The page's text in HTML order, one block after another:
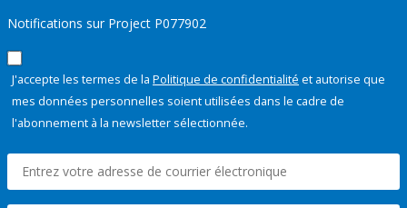
Notifications sur Project P077902
J'accepte les termes de la Politique de confidentialité et autorise que
mes données personnelles soient utilisées dans le cadre de
l'abonnement à la newsletter sélectionnée.